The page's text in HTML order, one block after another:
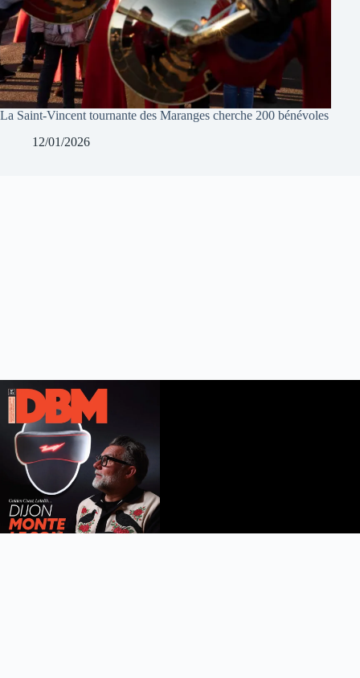
La Saint-Vincent tournante des Maranges cherche 200 bénévoles
12/01/2026